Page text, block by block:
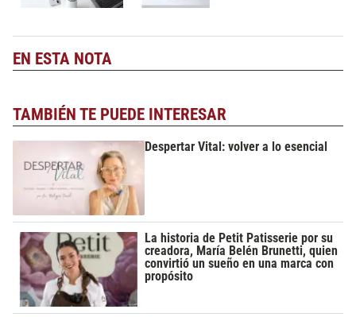
EN ESTA NOTA
TAMBIÉN TE PUEDE INTERESAR
Despertar Vital: volver a lo esencial
La historia de Petit Patisserie por su
creadora, María Belén Brunetti, quien
convirtió un sueño en una marca con
propósito